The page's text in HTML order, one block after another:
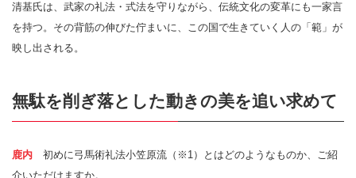
清基氏は、武家の礼法・式法を守りながら、伝統文化の変革にも一家言
を持つ。その背筋の伸びた佇まいに、この国で生きていく人の「範」が
映し出される。
無駄を削ぎ落とした動きの美を追い求めて
鹿内 初めに弓馬術礼法小笠原流（※1）とはどのようなものか、ご紹
介いただけますか。